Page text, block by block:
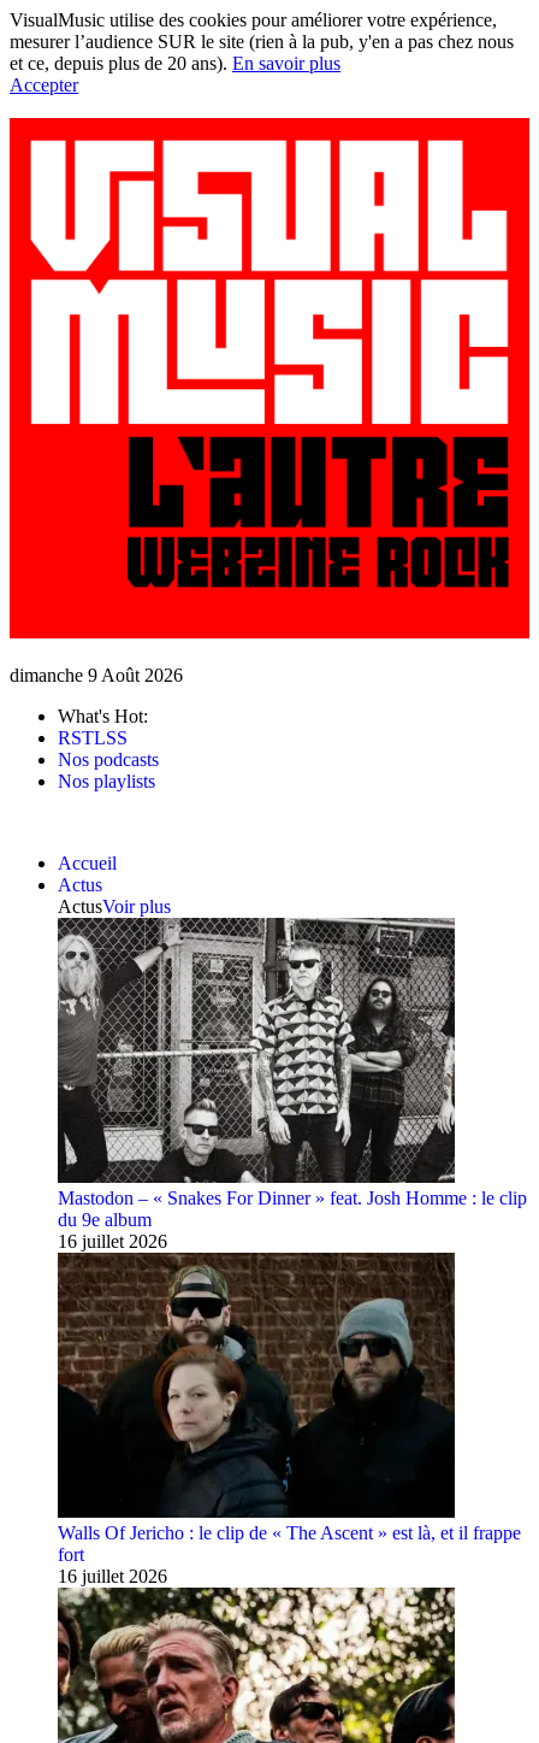
VisualMusic utilise des cookies pour améliorer votre expérience,
mesurer l’audience SUR le site (rien à la pub, y'en a pas chez nous
et ce, depuis plus de 20 ans). En savoir plus
Accepter
dimanche 9 Août 2026
What's Hot:
RSTLSS
Nos podcasts
Nos playlists
Accueil
Actus
ActusVoir plus
Mastodon – « Snakes For Dinner » feat. Josh Homme : le clip
du 9e album
16 juillet 2026
Walls Of Jericho : le clip de « The Ascent » est là, et il frappe
fort
16 juillet 2026